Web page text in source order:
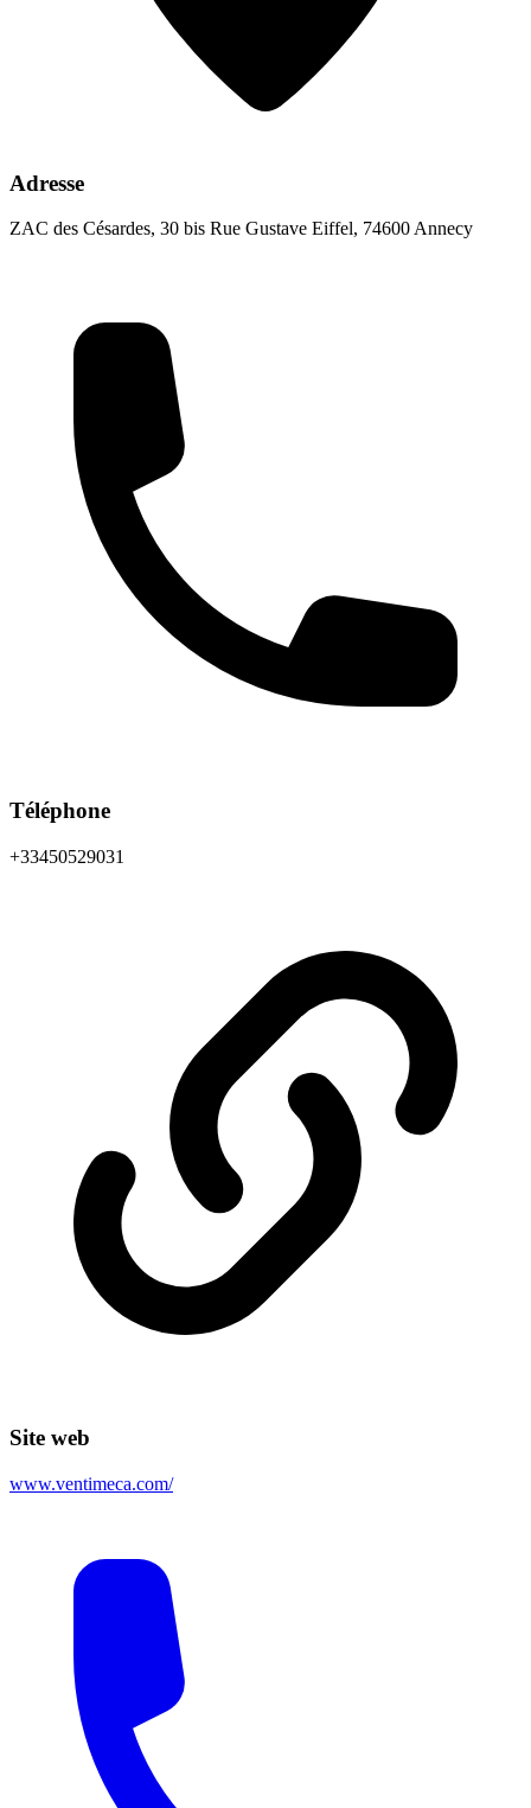
Adresse
ZAC des Césardes, 30 bis Rue Gustave Eiffel, 74600 Annecy
Téléphone
+33450529031
Site web
www.ventimeca.com/